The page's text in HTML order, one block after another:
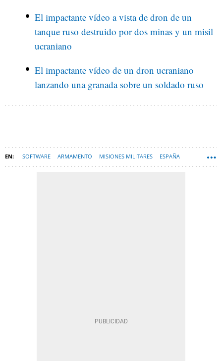
El impactante vídeo a vista de dron de un
tanque ruso destruido por dos minas y un misil
ucraniano
El impactante vídeo de un dron ucraniano
lanzando una granada sobre un soldado ruso
SOFTWARE ARMAMENTO MISIONES MILITARES ESPAÑA